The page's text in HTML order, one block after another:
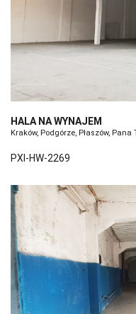
HALA NA WYNAJEM
Kraków, Podgórze, Płaszów, Pana
PXI-HW-2269